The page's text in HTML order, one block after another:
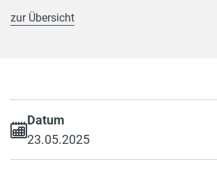
zur Übersicht
Datum
23.05.2025